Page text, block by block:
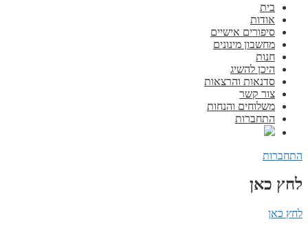
בית
אודות
סיפורים אישיים
מחשבון מינונים
חנות
היכן להשיג
סדנאות והרצאות
צור קשר
משלוחים והנחות
התחברות
התחברות
לחץ כאן
לחץ כאן